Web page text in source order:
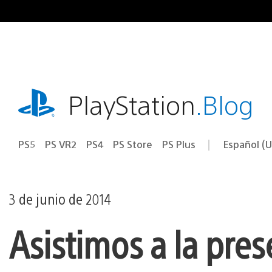
al
playstation.comPlayStation.Blog
PS5 PS VR2 PS4 PS Store PS Plus Región
Español
3 de junio de 2014
Asistimos a la